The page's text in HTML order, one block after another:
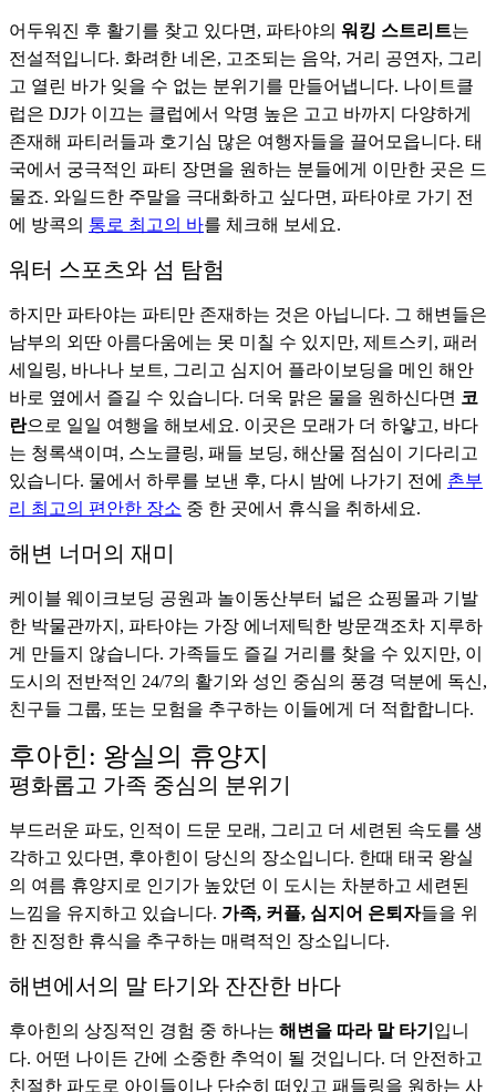
어두워진 후 활기를 찾고 있다면, 파타야의 워킹 스트리트는
전설적입니다. 화려한 네온, 고조되는 음악, 거리 공연자, 그리
고 열린 바가 잊을 수 없는 분위기를 만들어냅니다. 나이트클
럽은 DJ가 이끄는 클럽에서 악명 높은 고고 바까지 다양하게
존재해 파티러들과 호기심 많은 여행자들을 끌어모읍니다. 태
국에서 궁극적인 파티 장면을 원하는 분들에게 이만한 곳은 드
물죠. 와일드한 주말을 극대화하고 싶다면, 파타야로 가기 전
에 방콕의 통로 최고의 바를 체크해 보세요.
워터 스포츠와 섬 탐험
하지만 파타야는 파티만 존재하는 것은 아닙니다. 그 해변들은
남부의 외딴 아름다움에는 못 미칠 수 있지만, 제트스키, 패러
세일링, 바나나 보트, 그리고 심지어 플라이보딩을 메인 해안
바로 옆에서 즐길 수 있습니다. 더욱 맑은 물을 원하신다면 코
란으로 일일 여행을 해보세요. 이곳은 모래가 더 하얗고, 바다
는 청록색이며, 스노클링, 패들 보딩, 해산물 점심이 기다리고
있습니다. 물에서 하루를 보낸 후, 다시 밤에 나가기 전에 촌부
리 최고의 편안한 장소 중 한 곳에서 휴식을 취하세요.
해변 너머의 재미
케이블 웨이크보딩 공원과 놀이동산부터 넓은 쇼핑몰과 기발
한 박물관까지, 파타야는 가장 에너제틱한 방문객조차 지루하
게 만들지 않습니다. 가족들도 즐길 거리를 찾을 수 있지만, 이
도시의 전반적인 24/7의 활기와 성인 중심의 풍경 덕분에 독신,
친구들 그룹, 또는 모험을 추구하는 이들에게 더 적합합니다.
후아힌: 왕실의 휴양지
평화롭고 가족 중심의 분위기
부드러운 파도, 인적이 드문 모래, 그리고 더 세련된 속도를 생
각하고 있다면, 후아힌이 당신의 장소입니다. 한때 태국 왕실
의 여름 휴양지로 인기가 높았던 이 도시는 차분하고 세련된
느낌을 유지하고 있습니다. 가족, 커플, 심지어 은퇴자들을 위
한 진정한 휴식을 추구하는 매력적인 장소입니다.
해변에서의 말 타기와 잔잔한 바다
후아힌의 상징적인 경험 중 하나는 해변을 따라 말 타기 입니
다. 어떤 나이든 간에 소중한 추억이 될 것입니다. 더 안전하고
친절한 파도로 아이들이나 단순히 떠있고 패들링을 원하는 사